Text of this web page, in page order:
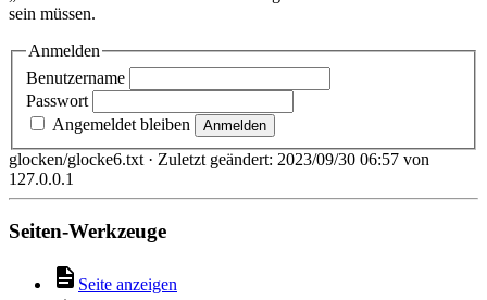
sein müssen.
Anmelden
Benutzername
Passwort
Angemeldet bleiben
Anmelden
glocken/glocke6.txt · Zuletzt geändert: 2023/09/30 06:57 von
127.0.0.1
Seiten-Werkzeuge
Seite anzeigen